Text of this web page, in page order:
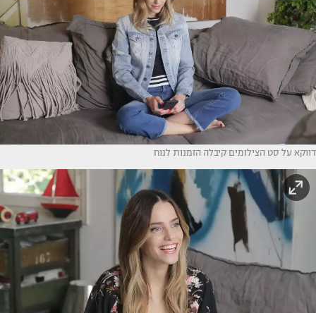
דווקא על סט הצילומים קיבלה הזמנות לנוח